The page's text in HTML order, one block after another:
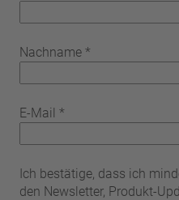
Nachname *
E-Mail *
Ich bestätige, dass ich
den Newsletter, Produkt-